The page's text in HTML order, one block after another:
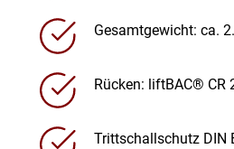
Gesamtgewicht: ca.
Rücken: liftBAC® CR
Trittschallschutz DIN